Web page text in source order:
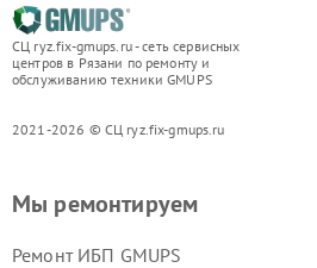
СЦ ryz.fix-gmups.ru - сеть сервисных
центров в Рязани по ремонту и
обслуживанию техники GMUPS
2021-2026 © СЦ ryz.fix-gmups.ru
Мы ремонтируем
Ремонт ИБП GMUPS